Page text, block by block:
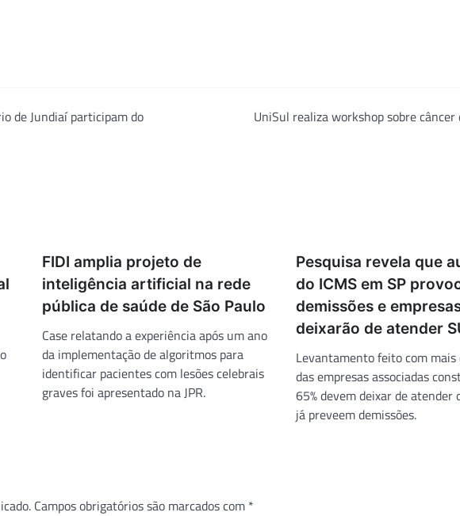
de Jundiaí participam do
UniSul realiza workshop sobre câncer
FIDI amplia projeto de
inteligência artificial na rede
pública de saúde de São Paulo
Case relatando a experiência após um ano
da implementação de algoritmos para
identificar pacientes com lesões celebrais
graves foi apresentado na JPR.
Pesquisa revela que
do ICMS em SP
demissões e
deixarão de atender
Levantamento feito com
das empresas associadas
65% devem deixar de atender
já preveem demissões.
Campos obrigatórios são marcados com *